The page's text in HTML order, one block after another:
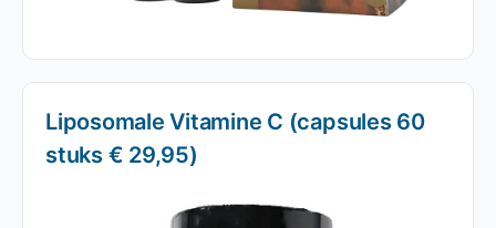
Liposomale Vitamine C (capsules 60
stuks € 29,95)